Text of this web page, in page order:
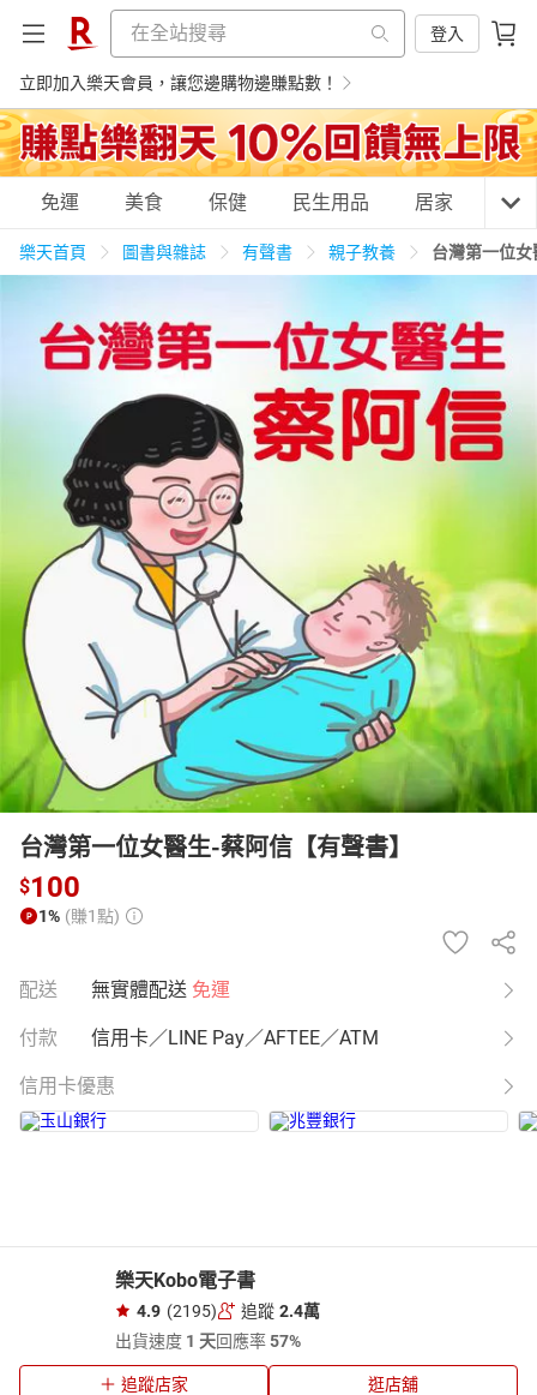
登入
立即加入樂天會員，讓您邊購物邊賺點數！
購物網分類
天天免運 美食蛋糕 養生保健 民生用品
居家生活 3C家電 運動休閒 親子玩具
女裝 男裝
電子/紙本書
免運 美食 保健 民生用品 居家 3C
樂天首頁 圖書與雜誌 有聲書 親子教養 台灣第一位
台灣第一位女醫生-蔡阿信【有聲書】
$100
1% (賺1點)
配送 無實體配送 免運
付款 信用卡／LINE Pay／AFTEE／ATM
信用卡優惠
樂天Kobo電子書
4.9 (2195) 追蹤 2.4萬
出貨速度 1 天回應率57%
追蹤店家 逛店舖